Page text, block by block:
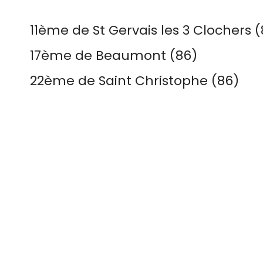
11ème de St Gervais les 3 Clochers
17ème de Beaumont (86)
22ème de Saint Christophe (86)